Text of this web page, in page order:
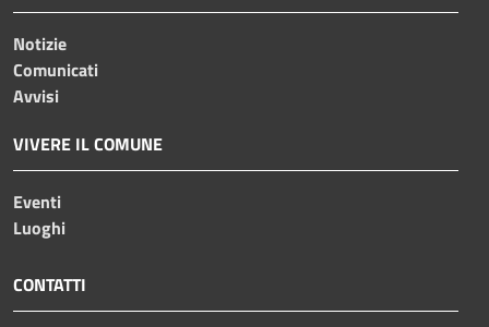
Notizie
Comunicati
Avvisi
VIVERE IL COMUNE
Eventi
Luoghi
CONTATTI